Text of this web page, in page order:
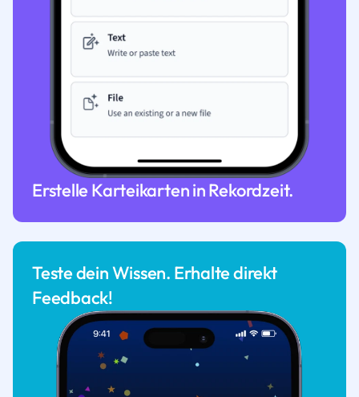
Erstelle Karteikarten in Rekordzeit.
Teste dein Wissen. Erhalte direkt
Feedback!